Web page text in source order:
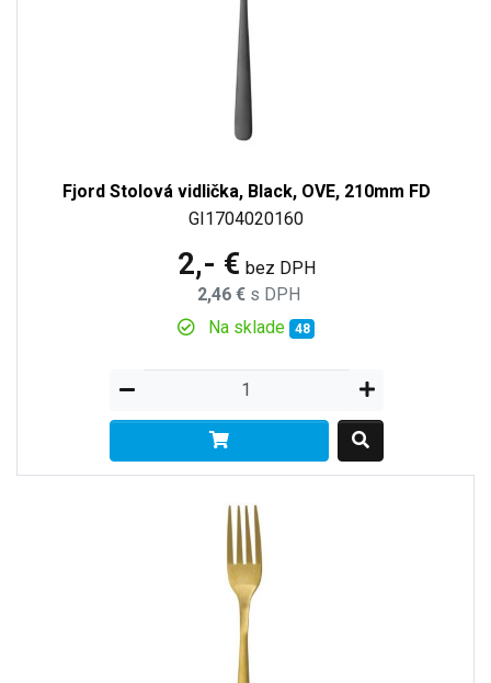
Fjord Stolová vidlička, Black, OVE, 210mm FD
GI1704020160
2,- € bez DPH
2,46 € s DPH
Na sklade
48